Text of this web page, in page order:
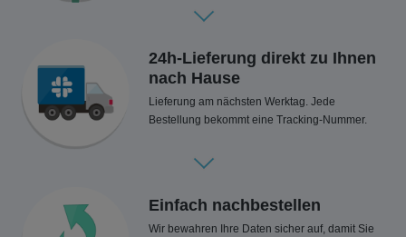
24h-Lieferung direkt zu Ihnen
nach Hause
Lieferung am nächsten Werktag. Jede
Bestellung bekommt eine Tracking-Nummer.
Einfach nachbestellen
Wir bewahren Ihre Daten sicher auf, damit Sie